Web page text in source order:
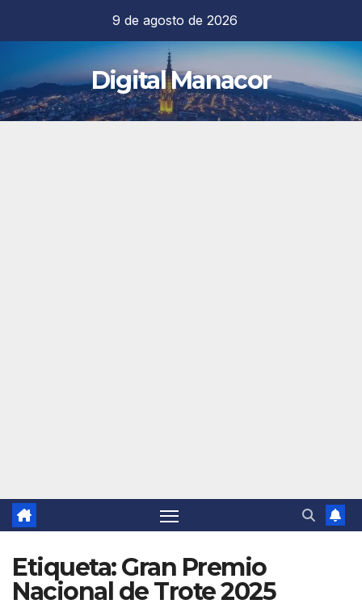
contenido
9 de agosto de 2026
Digital Manacor
Etiqueta:Gran Premio
Nacional de Trote 2025